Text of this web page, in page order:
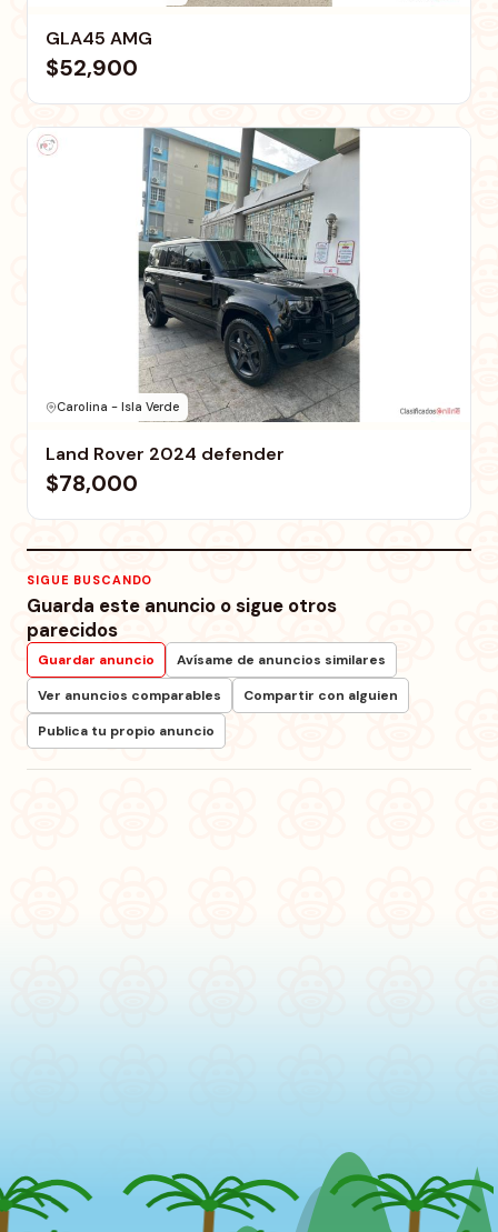
GLA45 AMG
$52,900
Carolina - Isla Verde
Land Rover 2024 defender
$78,000
SIGUE BUSCANDO
Guarda este anuncio o sigue otros
parecidos
Guardar anuncio
Avísame de anuncios similares
Ver anuncios comparables
Compartir con alguien
Publica tu propio anuncio